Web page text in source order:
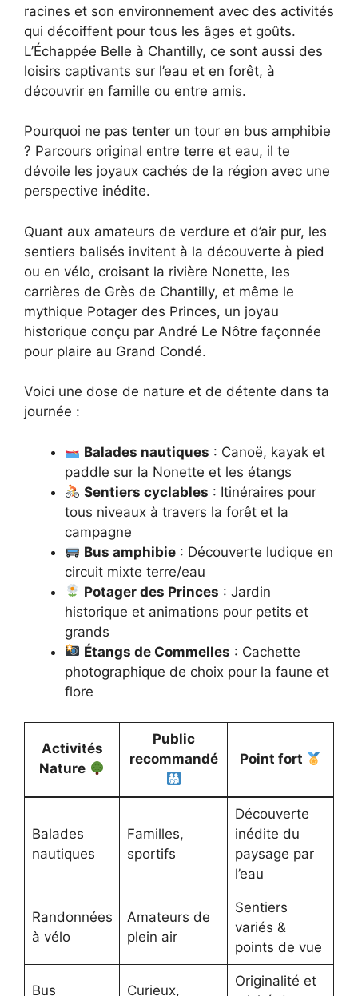
racines et son environnement avec des activités
qui décoiffent pour tous les âges et goûts.
L’Échappée Belle à Chantilly, ce sont aussi des
loisirs captivants sur l’eau et en forêt, à
découvrir en famille ou entre amis.
Pourquoi ne pas tenter un tour en bus amphibie
? Parcours original entre terre et eau, il te
dévoile les joyaux cachés de la région avec une
perspective inédite.
Quant aux amateurs de verdure et d’air pur, les
sentiers balisés invitent à la découverte à pied
ou en vélo, croisant la rivière Nonette, les
carrières de Grès de Chantilly, et même le
mythique Potager des Princes, un joyau
historique conçu par André Le Nôtre façonnée
pour plaire au Grand Condé.
Voici une dose de nature et de détente dans ta
journée :
Balades nautiques : Canoë, kayak et
paddle sur la Nonette et les étangs
Sentiers cyclables : Itinéraires pour
tous niveaux à travers la forêt et la
campagne
Bus amphibie : Découverte ludique en
circuit mixte terre/eau
Potager des Princes : Jardin
historique et animations pour petits et
grands
Étangs de Commelles : Cachette
photographique de choix pour la faune et
flore
Activités
Nature
Public
recommandé
Point fort
Balades
nautiques
Familles,
sportifs
Découverte
inédite du
paysage par
l’eau
Randonnées
à vélo
Amateurs de
plein air
Sentiers
variés &
points de vue
Bus Curieux,
Originalité et